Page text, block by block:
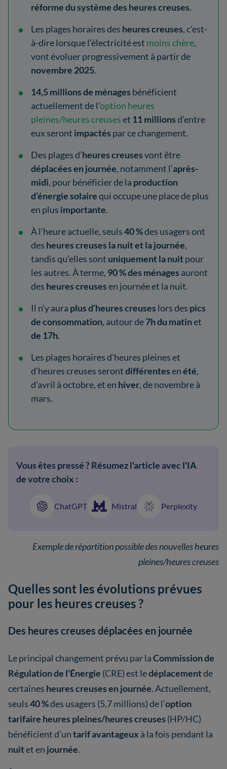
réforme du système des heures creuses.
Les plages horaires des heures creuses, c’est-
à-dire lorsque l’électricité est moins chère,
vont évoluer progressivement à partir de
novembre 2025.
14,5 millions de ménages bénéficient
actuellement de l’option heures
pleines/heures creuseset 11 millionsd’entre
eux seront impactés par ce changement.
Des plages d’heures creusesvont être
déplacées en journée, notamment l’après-
midi, pour bénéficier de la production
d’énergie solairequi occupe une place de plus
en plus importante.
À l’heure actuelle, seuls40 %des usagers ont
des heures creuses la nuit et la journée,
tandis qu’elles sont uniquement la nuitpour
les autres. À terme, 90 % des ménages auront
des heures creusesen journée et la nuit.
Il n’y aura plus d’heures creuses lors des pics
de consommation, autour de7h du matinet
de 17h.
Les plages horaires d’heures pleines et
d’heures creuses serontdifférentesenété,
d’avril à octobre, et en hiver, de novembre à
mars.
Vous êtes pressé ? Résumez l'article avec l'IA
de votre choix :
ChatGPT Mistral Perplexity
Exemple de répartition possible des nouvelles heures
pleines/heures creuses
Quelles sont les évolutions prévues
pour les heures creuses ?
Des heures creuses déplacées en journée
Le principal changement prévu par laCommission de
Régulation de l’Énergie (CRE) est ledéplacementde
certaines heures creuses en journée. Actuellement,
seuls40 %des usagers (5,7 millions) de l’option
tarifaire heures pleines/heures creuses (HP/HC)
bénéficient d’untarif avantageux à la fois pendant la
nuitet en journée.